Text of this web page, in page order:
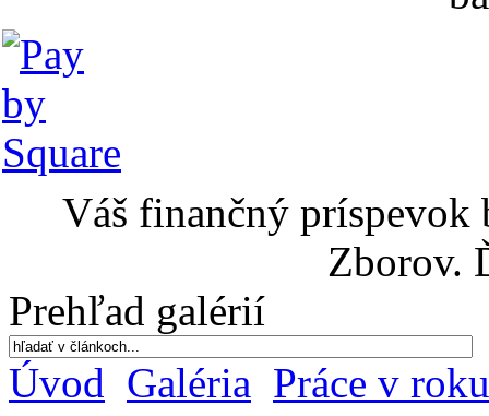
Váš finančný príspevok
Zborov.
Prehľad galérií
Úvod Galéria Práce v